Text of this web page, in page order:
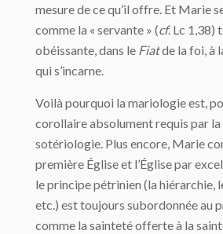
mesure de ce qu’il offre. Et Marie
comme la « servante » (cf. Lc 1,38)
obéissante, dans le Fiatde la foi, à
qui s’incarne.
Voilà pourquoi la mariologie est,
corollaire absolument requis par
sotériologie. Plus encore, Marie
première Église et l’Église par
le principe pétrinien (la hiérarchie,
etc.) est toujours subordonnée au
comme la sainteté offerte à la